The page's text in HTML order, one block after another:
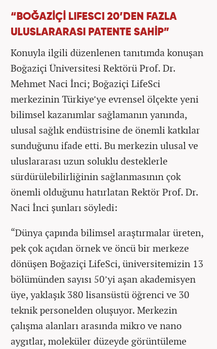
“BOĞAZİÇİ LIFESCI 20’DEN FAZLA
ULUSLARARASI PATENTE SAHİP”
Konuyla ilgili düzenlenen tanıtımda konuşan
Boğaziçi Üniversitesi Rektörü Prof. Dr.
Mehmet Naci İnci; Boğaziçi LifeSci
merkezinin Türkiye’ye evrensel ölçekte yeni
bilimsel kazanımlar sağlamanın yanında,
ulusal sağlık endüstrisine de önemli katkılar
sunduğunu ifade etti. Bu merkezin ulusal ve
uluslararası uzun soluklu desteklerle
sürdürülebilirliğinin sağlanmasının çok
önemli olduğunu hatırlatan Rektör Prof. Dr.
Naci İnci şunları söyledi:
“Dünya çapında bilimsel araştırmalar üreten,
pek çok açıdan örnek ve öncü bir merkeze
dönüşen Boğaziçi LifeSci, üniversitemizin 13
bölümünden sayısı 50’yi aşan akademisyen
üye, yaklaşık 380 lisansüstü öğrenci ve 30
teknik personelden oluşuyor. Merkezin
çalışma alanları arasında mikro ve nano
aygıtlar, moleküler düzeyde görüntüleme